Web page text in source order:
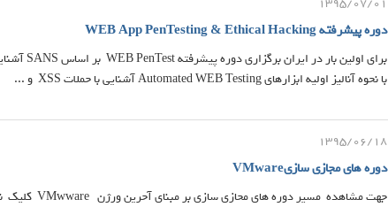
دوره پیشرفته WEB App PenTesting & Ethical Hacking
با نحوه آنالیز اولیه ابزارهای Automated WEB Testing آشنایی با حملات XSS و ...
1395/06/18
دوره های مجازی سازیVMware
جهت مشاهده مسیر دوره های محازی سازی بر مبنای آحرین ورژن VMwware کلیک نمایید.